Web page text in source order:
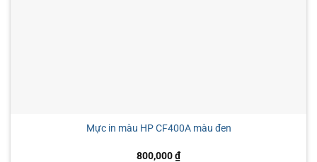
Mực in màu HP CF400A màu đen
800,000₫